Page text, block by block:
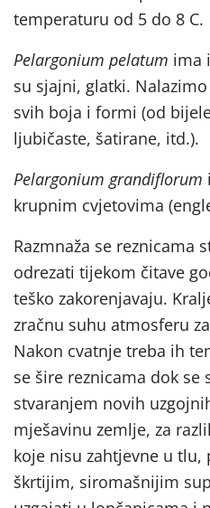
temperaturu od 5 do 8 C.
Pelargonium pelatum ima
su sjajni, glatki.
svih boja i formi (od
ljubičaste, šatirane, itd.).
Pelargonium grandiflorum
krupnim cvjetovima
Razmnaža se reznicama
odrezati tijekom čitave
teško zakorenjavaju.
zračnu suhu atmosferu
Nakon cvatnje treba ih
se šire reznicama dok se
stvaranjem novih
mješavinu zemlje, za
koje nisu zahtjevne u tlu,
škrtijim, siromašnijim